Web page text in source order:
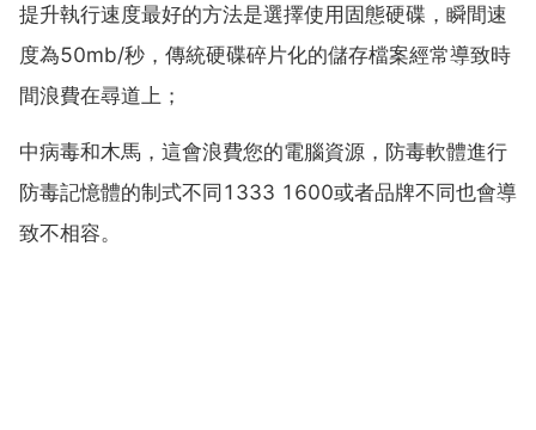
提升執行速度最好的方法是選擇使用固態硬碟，瞬間速
度為50mb/秒，傳統硬碟碎片化的儲存檔案經常導致時
間浪費在尋道上；
中病毒和木馬，這會浪費您的電腦資源，防毒軟體進行
防毒記憶體的制式不同1333 1600或者品牌不同也會導
致不相容。